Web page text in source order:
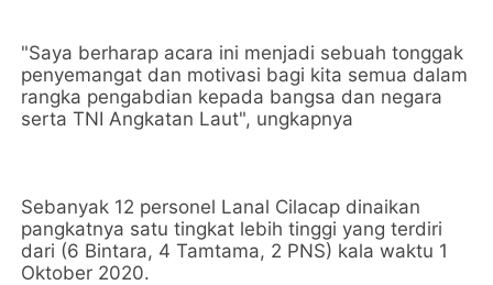
"Saya berharap acara ini menjadi sebuah tonggak
penyemangat dan motivasi bagi kita semua dalam
rangka pengabdian kepada bangsa dan negara
serta TNI Angkatan Laut", ungkapnya
Sebanyak 12 personel Lanal Cilacap dinaikan
pangkatnya satu tingkat lebih tinggi yang terdiri
dari (6 Bintara, 4 Tamtama, 2 PNS) kala waktu 1
Oktober 2020.